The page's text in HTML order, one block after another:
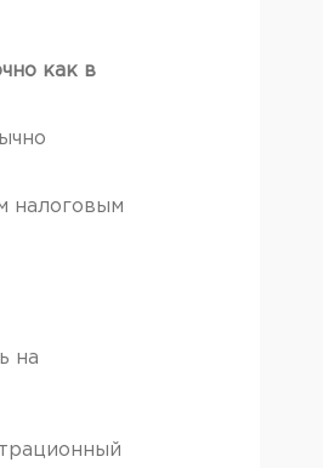
как в
налоговым
на